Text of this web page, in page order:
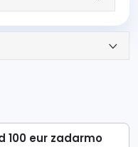
100 eur zadarmo